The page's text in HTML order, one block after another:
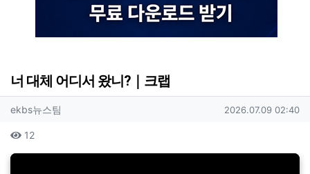
너 대체 어디서 왔니?｜크랩
작성자 정보
ekbs뉴스팀 작성일
2026.07.09 02:40
컨텐츠 정보
12조회
본문